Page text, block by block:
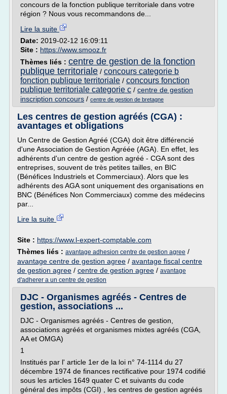
concours de la fonction publique territoriale dans votre
région ? Nous vous recommandons de...
Lire la suite
Date: 2019-02-12 16:09:11
Site : https://www.smooz.fr
Thèmes liés : centre de gestion de la fonction
publique territoriale / concours categorie b
fonction publique territoriale / concours fonction
publique territoriale categorie c / centre de gestion
inscription concours / centre de gestion de bretagne
Les centres de gestion agréés (CGA) :
avantages et obligations
Un Centre de Gestion Agréé (CGA) doit être différencié
d'une Association de Gestion Agréée (AGA). En effet, les
adhérents d'un centre de gestion agréé - CGA sont des
entreprises, souvent de très petites tailles, en BIC
(Bénéfices Industriels et Commerciaux). Alors que les
adhérents des AGA sont uniquement des organisations en
BNC (Bénéfices Non Commerciaux) comme des médecins
par...
Lire la suite
Site : https://www.l-expert-comptable.com
Thèmes liés : avantage adhesion centre de gestion agree /
avantage centre de gestion agree / avantage fiscal centre
de gestion agree / centre de gestion agree / avantage
d'adherer a un centre de gestion
DJC - Organismes agréés - Centres de
gestion, associations ...
DJC - Organismes agréés - Centres de gestion,
associations agréés et organismes mixtes agréés (CGA,
AA et OMGA)
1
Institués par l' article 1er de la loi n° 74-1114 du 27
décembre 1974 de finances rectificative pour 1974 codifié
sous les articles 1649 quater C et suivants du code
général des impôts (CGI) , les centres de gestion agréés